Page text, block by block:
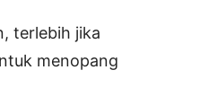
terlebih jika
menopang